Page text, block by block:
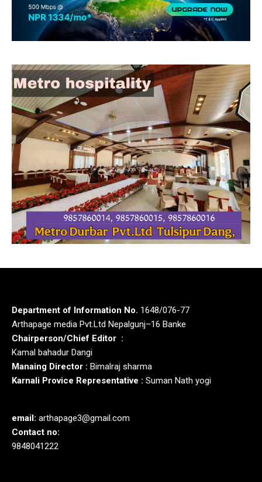
Department of Information No. 1648/076-77
Arthapage media Pvt.Ltd Nepalgunj–16 Banke
Chairperson/Chief Editor :
Kamal bahadur Dangi
Manaing Director : Bimalraj sharma
Karnali Provice Representative : Suman Nath yogi
email: arthapage3@gmail.com
Contact no:
9848041222